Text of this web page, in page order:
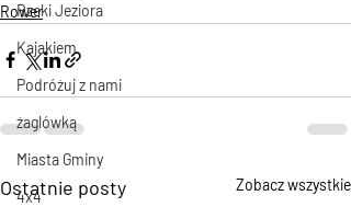
Rzeki Jeziora
Kajakiem
Podróżuj z nami
żaglówką
Miasta Gminy
4x4
Rower
Ostatnie posty Zobacz wszystkie